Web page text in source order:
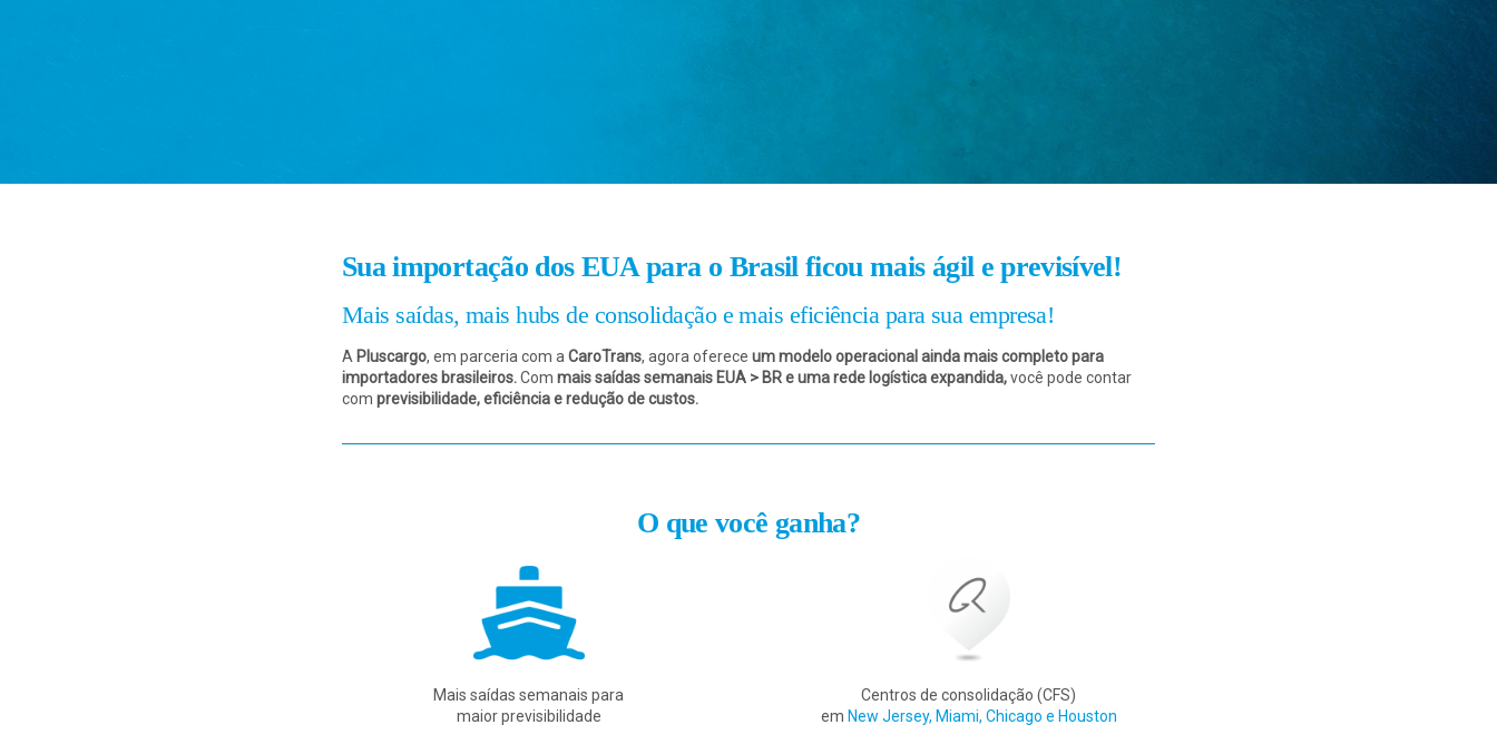
Sua importação dos EUA para o Brasil ficou mais ágil e previsível!
Mais saídas, mais hubs de consolidação e mais eficiência para sua empresa!
A Pluscargo, em parceria com aCaroTrans, agora oferece um modelo operacional ainda mais completo para
importadores brasileiros.Com mais saídas semanais EUA > BR e uma rede logística expandida,você pode contar
com previsibilidade, eficiência e redução de custos.
O que você ganha?
Mais saídas semanais para
maior previsibilidade
Centros de consolidação (CFS)
em New Jersey, Miami, Chicago e Houston